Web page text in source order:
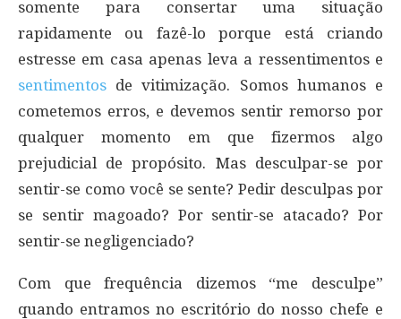
somente para consertar uma situação
rapidamente ou fazê-lo porque está criando
estresse em casa apenas leva a ressentimentos e
sentimentos de vitimização. Somos humanos e
cometemos erros, e devemos sentir remorso por
qualquer momento em que fizermos algo
prejudicial de propósito. Mas desculpar-se por
sentir-se como você se sente? Pedir desculpas por
se sentir magoado? Por sentir-se atacado? Por
sentir-se negligenciado?
Com que frequência dizemos “me desculpe”
quando entramos no escritório do nosso chefe e